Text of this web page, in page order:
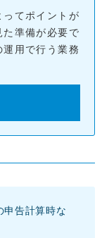
てポイントが
準備が必要で
用で行う業務
申告計算時な